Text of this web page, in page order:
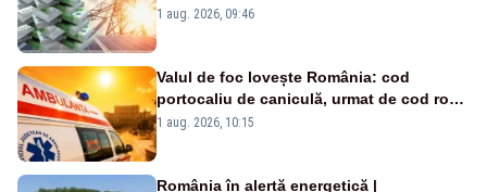
Analiză Realitatea Plus
1 aug. 2026, 09:46
Valul de foc lovește România: cod
portocaliu de caniculă, urmat de cod roșu
duminică. Temperaturile urcă spre 40°C
1 aug. 2026, 10:15
România în alertă energetică |